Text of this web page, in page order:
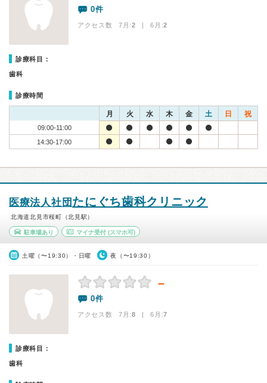
0件
アクセス数 7月:2 | 6月:2
診療科目：
歯科
診療時間
月 火 水 木 金 土 日 祝
09:00-11:00
14:30-17:00
医療法人社団 たにぐち歯科クリニック
北海道北見市桜町（北見駅）
駐車場あり マイナ受付(スマホ可)
土曜（〜19:30）・日曜 夜（〜19:30）
－
0件
アクセス数 7月:8 | 6月:7
診療科目：
歯科